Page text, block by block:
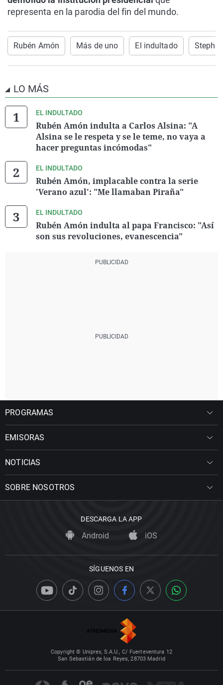
representa en la parodia del fin del mundo.
Rubén Amón Más de uno El indultado
LO MÁS
EL INDULTADO
Rubén Amón indulta a Carlos Alsina: "A
Alsina se le respeta y se le teme, no vaya a
hacer preguntas incómodas"
EL INDULTADO
Rubén Amón, implacable contra la serie
'Verano azul': "Me llamaban Piraña"
EL INDULTADO
Rubén Amón indulta al papa Francisco: "Así
son sus revoluciones, evanescencia"
PROGRAMAS
EMISORAS
NOTICIAS
SOBRE NOSOTROS
DESCARGA LA APP
Android iOS
SÍGUENOS EN
Copyright © Uniprex, S.A.U., C/ Fuerteventura 12
San Sebastián de los Reyes, 28703 Madrid